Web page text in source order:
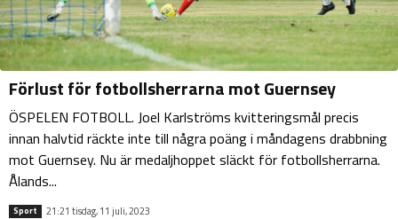
Förlust för fotbollsherrarna mot Guernsey
ÖSPELEN FOTBOLL. Joel Karlströms kvitteringsmål precis
innan halvtid räckte inte till några poäng i måndagens drabbning
mot Guernsey. Nu är medaljhoppet släckt för fotbollsherrarna.
Ålands...
Sport 21:21 tisdag, 11 juli, 2023